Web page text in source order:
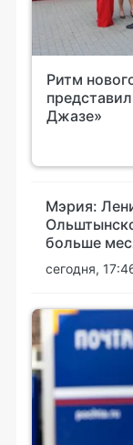
Ритм
Джазе»
Мэрия:
больше
сегодня,